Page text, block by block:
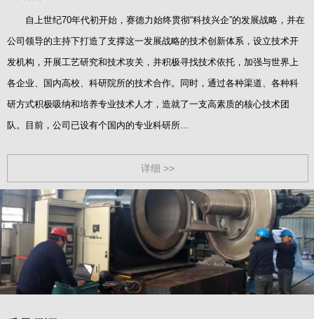
自上世纪70年代初开始，赛德力始终贯彻“科技兴企”的发展战略，并在
公司领导的主持下打造了支撑这一发展战略的技术创新体系，设立技术开
发机构，开展工艺研究和技术攻关，并积极寻找技术依托，加强与世界上
各企业、国内高校、科研院所的技术合作。同时，通过各种渠道、各种科
研方式积极吸纳和培养专业技术人才，造就了一支高素质的核心技术团
队。目前，公司已设有个国内的专业科研所...
详细 >>